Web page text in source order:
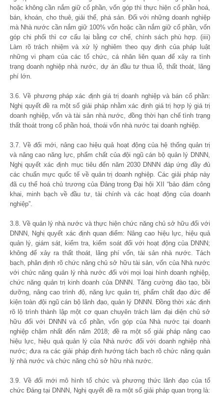
hoặc không cần nắm giữ cổ phần, vốn góp thì thực hiện cổ phần hoá,
bán, khoán, cho thuê, giải thể, phá sản. Đối với những doanh nghiệp
mà Nhà nước cần nắm giữ 100% vốn hoặc cần nắm giữ cổ phần, vốn
góp chi phối thì cơ cấu lại bằng cơ chế, chính sách phù hợp. (iiii)
Làm rõ trách nhiệm và xử lý nghiêm theo quy định của pháp luật
những vi phạm của các tổ chức, cá nhân liên quan để xảy ra tình
trạng doanh nghiệp nhà nước, dự án đầu tư thua lỗ, thất thoát, lãng
phí lớn.
3.6. Về phương pháp xác định giá trị doanh nghiệp và bán cổ phần:
Nghị quyết đề ra một số giải pháp nhằm xác định giá trị hợp lý giá trị
doanh nghiệp, vốn và tài sản nhà nước, đồng thời hạn chế tình trạng
thất thoát trong cổ phần hoá, thoái vốn nhà nước tại doanh nghiệp.
3.7. Về đổi mới, nâng cao hiệu quả hoạt động của hệ thống quản trị
và nâng cao năng lực, phẩm chất của đội ngũ cán bộ quản lý DNNN,
Nghị quyết xác định mục tiêu đến năm 2030 DNNN đáp ứng đầy đủ
các chuẩn mực quốc tế về quản trị doanh nghiệp. Các giải pháp này
đã cụ thể hoá chủ trương của Đảng trong Đại hội XII “bảo đảm công
khai, minh bạch về đầu tư, tài chính và các hoạt động của doanh
nghiệp”.
3.8. Về quản lý nhà nước và thực hiện chức năng chủ sở hữu đối với
DNNN, Nghị quyết xác định quan điểm: Nâng cao hiệu lực, hiệu quả
quản lý, giám sát, kiểm tra, kiểm soát đối với hoạt động của DNNN;
không để xảy ra thất thoát, lãng phí vốn, tài sản nhà nước. Tách
bạch, phân định rõ chức năng chủ sở hữu tài sản, vốn của Nhà nước
với chức năng quản lý nhà nước đối với mọi loại hình doanh nghiệp,
chức năng quản trị kinh doanh của DNNN. Tăng cường đào tạo, bồi
dưỡng, nâng cao trình độ, năng lực quản trị, phẩm chất đạo đức để
kiện toàn đội ngũ cán bộ lãnh đạo, quản lý DNNN. Đồng thời xác định
rõ lộ trình thành lập một cơ quan chuyên trách làm đại diện chủ sở
hữu đối với DNNN và cổ phần, vốn góp của Nhà nước tại doanh
nghiệp chậm nhất đến năm 2018; đề ra một số giải pháp nâng cao
hiệu lực, hiệu quả quản lý của Nhà nước đối với doanh nghiệp nhà
nước; đưa ra các giải pháp định hướng tách bạch rõ chức năng quản
lý nhà nước và chức năng chủ sở hữu nhà nước.
3.9. Về đổi mới mô hình tổ chức và phương thức lãnh đạo của tổ
chức Đảng tại DNNN, Nghị quyết đề ra một số giải pháp quan trọng là: